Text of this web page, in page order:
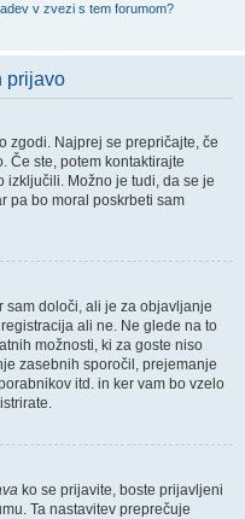
v zvezi s tem forumom?
prijavo
zgodi. Najprej se prepričajte, če
Če ste, potem kontaktirajte
izključili. Možno je tudi, da se je
pa bo moral poskrbeti sam
sam določi, ali je za objavljanje
ali ne. Ne glede na to
možnosti, ki za goste niso
zasebnih sporočil, prejemanje
itd. in ker vam bo vzelo
ko se prijavite, boste prijavljeni
Ta nastavitev preprečuje